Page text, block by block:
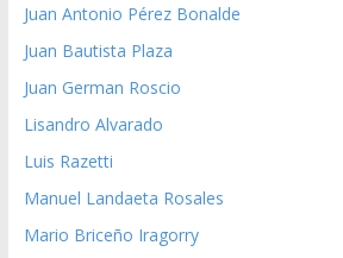
Juan Antonio Pérez Bonalde
Juan Bautista Plaza
Juan German Roscio
Lisandro Alvarado
Luis Razetti
Manuel Landaeta Rosales
Mario Briceño Iragorry